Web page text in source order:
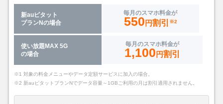
新auピタット
プランNの場合
毎月のスマホ料金が
550 円割引 ※2
使い放題MAX 5G
の場合
毎月のスマホ料金が
1,100 円割引
※1 対象の料金メニューやデータ定額サービスに加入の場合。
※2 新auピタットプランNでデータ容量～1GBご利用の月は割引適用されません。